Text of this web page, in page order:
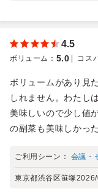
4.5
ボリューム ： 5.0 コス
ボリュームがあり見
しれません。わたし
美味しいので少し値
の副菜も美味しかっ
ご利用シーン： 会議・
東京都渋谷区笹塚